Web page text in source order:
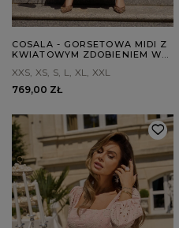
COSALA - GORSETOWA MIDI Z
KWIATOWYM ZDOBIENIEM W
XXS XS S L XL
XXL
769,00 ZŁ